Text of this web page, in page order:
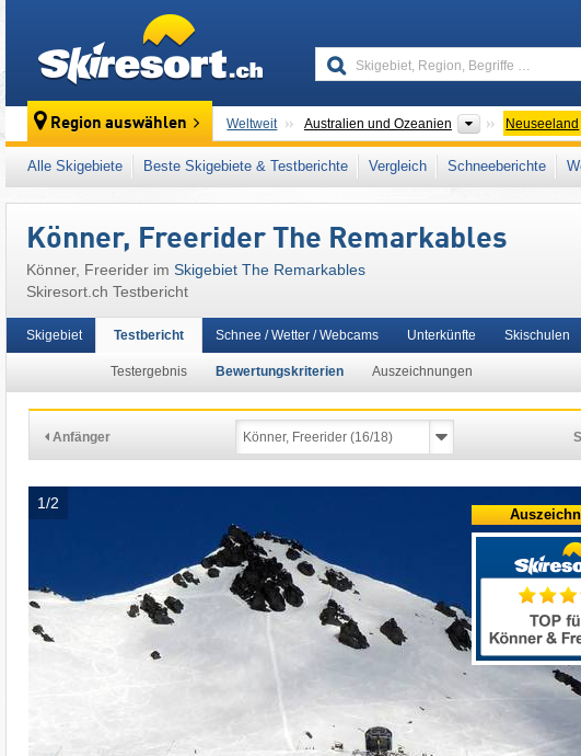
Region auswählen Weltweit Australien und Ozeanien Kontinente
Neuseeland
Dieses Skigebiet liegt auch in: The Remarkables ,
Alle Skigebiete Beste Skigebiete & Testberichte Vergleich Schneeberichte
Könner, Freerider The Remarkables
Könner, Freerider im Skigebiet The Remarkables
Skiresort.ch Testbericht
Skigebiet Testbericht
Testergebnis Bewertungskriterien Auszeichnungen
Schnee / Wetter / Webcams Unterkünfte Skischulen
Anfänger
1/2